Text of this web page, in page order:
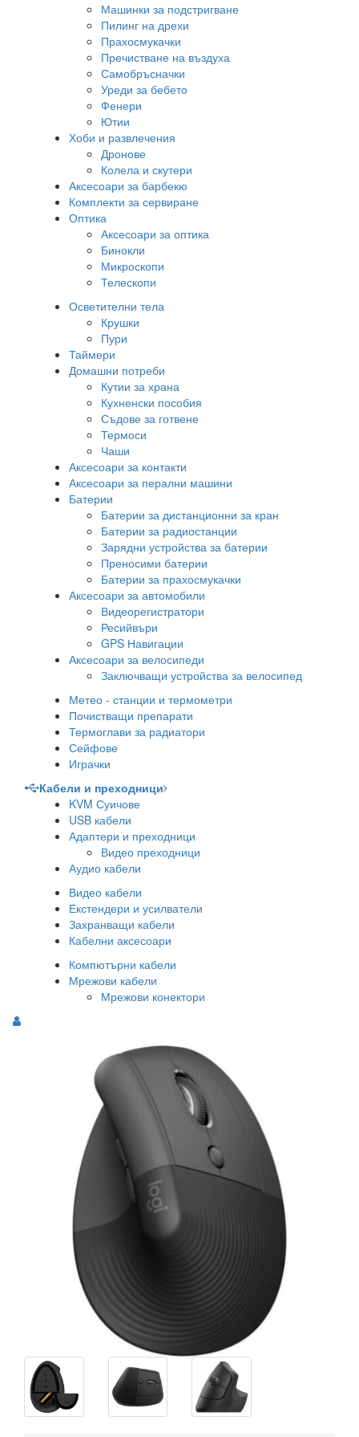
Машинки за подстригване
Пилинг на дрехи
Прахосмукачки
Пречистване на въздуха
Самобръсначки
Уреди за бебето
Фенери
Ютии
Хоби и развлечения
Дронове
Колела и скутери
Аксесоари за барбекю
Комплекти за сервиране
Оптика
Аксесоари за оптика
Бинокли
Микроскопи
Телескопи
Осветителни тела
Крушки
Пури
Таймери
Домашни потреби
Кутии за храна
Кухненски пособия
Съдове за готвене
Термоси
Чаши
Аксесоари за контакти
Аксесоари за перални машини
Батерии
Батерии за дистанционни за кран
Батерии за радиостанции
Зарядни устройства за батерии
Преносими батерии
Батерии за прахосмукачки
Аксесоари за автомобили
Видеорегистратори
Ресийвъри
GPS Навигации
Аксесоари за велосипеди
Заключващи устройства за велосипед
Метео - станции и термометри
Почистващи препарати
Термоглави за радиатори
Сейфове
Играчки
Кабели и преходници
KVM Суичове
USB кабели
Адаптери и преходници
Видео преходници
Аудио кабели
Видео кабели
Екстендери и усилватели
Захранващи кабели
Кабелни аксесоари
Компютърни кабели
Мрежови кабели
Мрежови конектори